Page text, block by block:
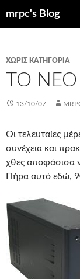
mrpc's Blog
ΧΩΡΊΣ ΚΑΤΗΓΟΡΊΑ
ΤΟ ΝΈΟ
13/10/07
Οι τελευταίες
συνέχεια και
χθες αποφάσισα
Πήρα αυτό εδώ,